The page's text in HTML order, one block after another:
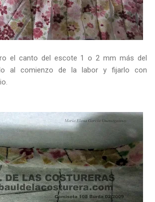
el canto del escote 1 o 2 mm más del
al comienzo de la labor y fijarlo con